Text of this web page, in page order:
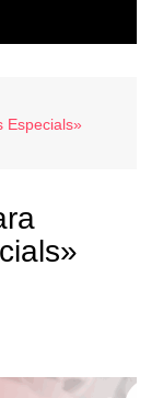
Especials»